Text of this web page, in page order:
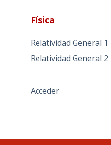
Física
Relatividad General 1
Relatividad General 2
Acceder